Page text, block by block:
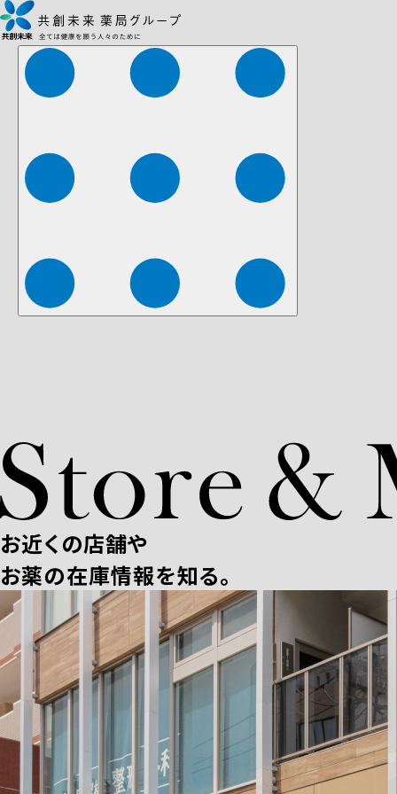
株式会社ファーマみらい 株式会社ストレチア
お近くの店舗や
お薬の在庫情報を知る。